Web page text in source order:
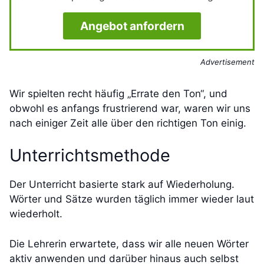
Angebot anfordern
Advertisement
Wir spielten recht häufig „Errate den Ton“, und
obwohl es anfangs frustrierend war, waren wir uns
nach einiger Zeit alle über den richtigen Ton einig.
Unterrichtsmethode
Der Unterricht basierte stark auf Wiederholung.
Wörter und Sätze wurden täglich immer wieder laut
wiederholt.
Die Lehrerin erwartete, dass wir alle neuen Wörter
aktiv anwenden und darüber hinaus auch selbst